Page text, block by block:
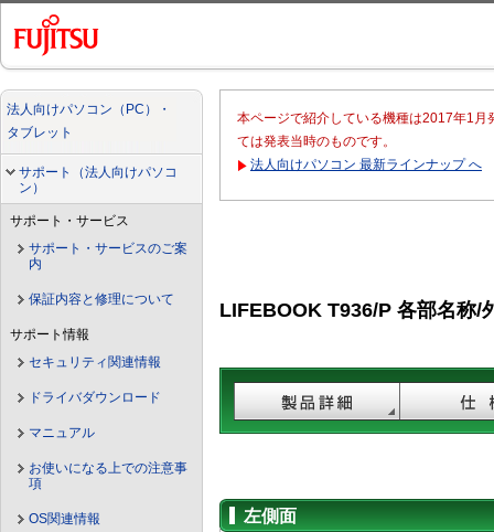
法人向けパソコン（PC）・
タブレット
サポート（法人向けパソコ
ン）
サポート・サービス
サポート・サービスのご案
内
保証内容と修理について
サポート情報
セキュリティ関連情報
ドライバダウンロード
マニュアル
お使いになる上での注意事
項
OS関連情報
本ページで紹介している機種は2017年1
ては発表当時のものです。
法人向けパソコン 最新ラインナップ へ
LIFEBOOK T936/P 各部名称/
左側面